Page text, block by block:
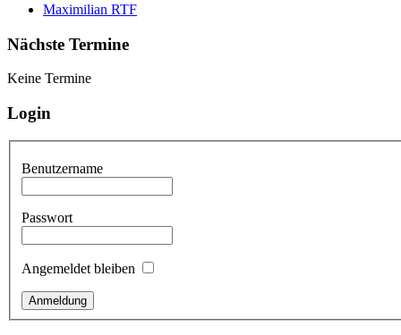
Maximilian RTF
Nächste Termine
Keine Termine
Login
Benutzername
Passwort
Angemeldet bleiben